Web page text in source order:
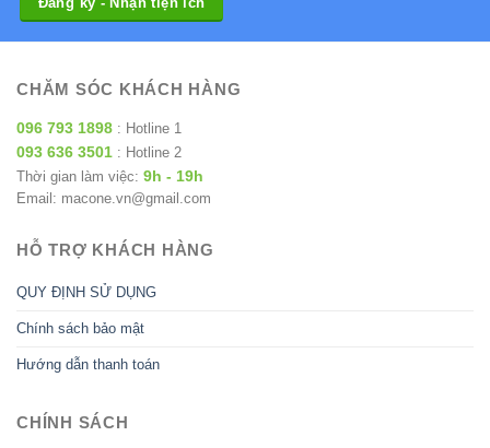
CHĂM SÓC KHÁCH HÀNG
096 793 1898 : Hotline 1
093 636 3501 : Hotline 2
Thời gian làm việc: 9h - 19h
Email: macone.vn@gmail.com
HỖ TRỢ KHÁCH HÀNG
QUY ĐỊNH SỬ DỤNG
Chính sách bảo mật
Hướng dẫn thanh toán
CHÍNH SÁCH